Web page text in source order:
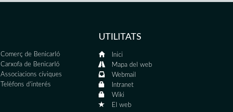
Comerç de Benicarló
Carxofa de Benicarló
Associacions cíviques
Telèfons d'interés
UTILITATS
Inici
Mapa del web
Webmail
Intranet
Wiki
El web